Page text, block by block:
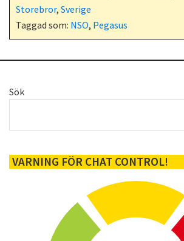
Storebror, Sverige
Taggad som: NSO, Pegasus
Primärt
Sök
VARNING FÖR CHAT CONTROL!